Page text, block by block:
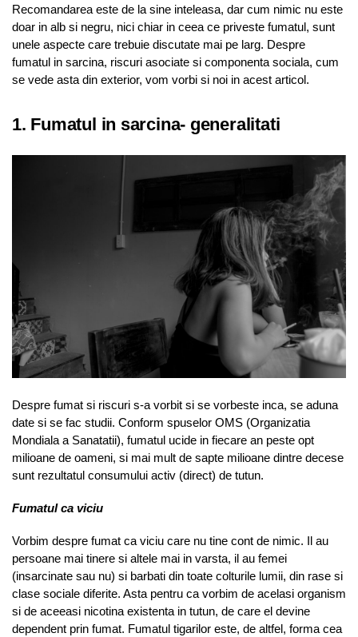
Recomandarea este de la sine inteleasa, dar cum nimic nu este
doar in alb si negru, nici chiar in ceea ce priveste fumatul, sunt
unele aspecte care trebuie discutate mai pe larg. Despre
fumatul in sarcina, riscuri asociate si componenta sociala, cum
se vede asta din exterior, vom vorbi si noi in acest articol.
1. Fumatul in sarcina- generalitati
Despre fumat si riscuri s-a vorbit si se vorbeste inca, se aduna
date si se fac studii. Conform spuselor OMS (Organizatia
Mondiala a Sanatatii), fumatul ucide in fiecare an peste opt
milioane de oameni, si mai mult de sapte milioane dintre decese
sunt rezultatul consumului activ (direct) de tutun.
Fumatul ca viciu
Vorbim despre fumat ca viciu care nu tine cont de nimic. Il au
persoane mai tinere si altele mai in varsta, il au femei
(insarcinate sau nu) si barbati din toate colturile lumii, din rase si
clase sociale diferite. Asta pentru ca vorbim de acelasi organism
si de aceeasi nicotina existenta in tutun, de care el devine
dependent prin fumat. Fumatul tigarilor este, de altfel, forma cea